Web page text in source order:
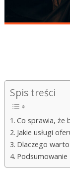
Spis treści
Co sprawia, że
Jakie usługi
Dlaczego
Podsumowanie